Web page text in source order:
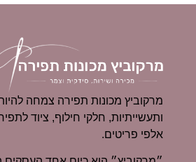
מרקוביץ מכונות תפירה צמחה
ותעשייתיות, חלקי חילוף, ציוד
אלפי פריטים.